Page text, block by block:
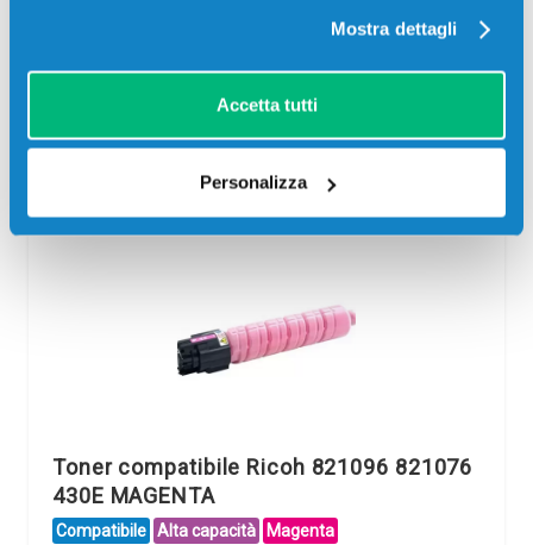
Mostra dettagli
Accetta tutti
Personalizza
giorni ore
09
min
31
sec
Più acquisti, più risparmi:Visita la pagina prodotto per
visualizzare l'offerta
Toner compatibile Ricoh 821096 821076
430E MAGENTA
Compatibile Alta capacità Magenta